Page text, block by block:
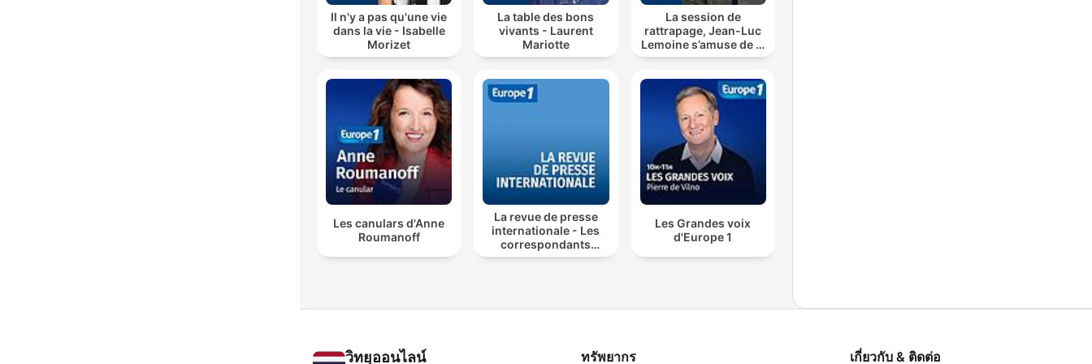
Il n'y a pas qu'une vie
dans la vie - Isabelle
Morizet
La table des bons
vivants - Laurent
Mariotte
La session de
rattrapage, Jean-Luc
Lemoine s’amuse de la
télé
Les canulars d'Anne
Roumanoff
La revue de presse
internationale - Les
correspondants
d'Europe 1
Les Grandes voix
d'Europe 1
วิทยุออนไลน์ ทรัพยากร เกี่ยวกับ & ติดต่อ